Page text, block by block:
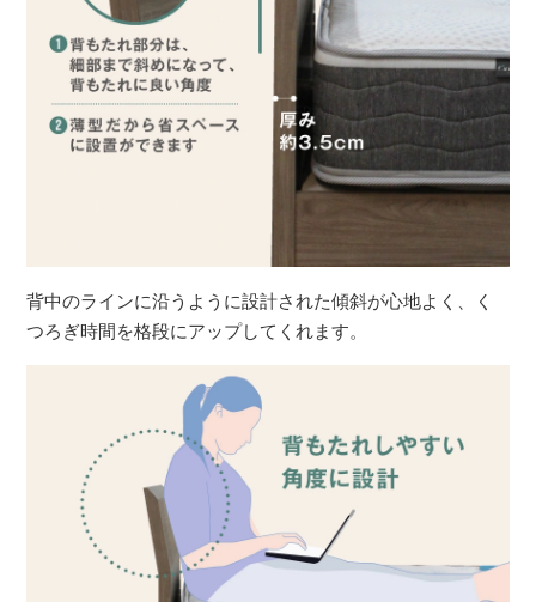
背中のラインに沿うように設計された傾斜が心地よく、く
つろぎ時間を格段にアップしてくれます。